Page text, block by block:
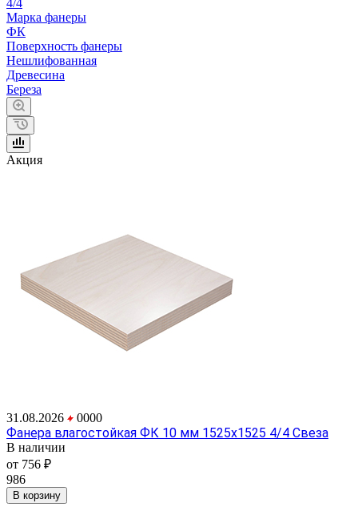
4/4
Марка фанеры
ФК
Поверхность фанеры
Нешлифованная
Древесина
Береза
Акция
31.08.2026 0000
Фанера влагостойкая ФК 10 мм 1525х1525 4/4 Свеза
В наличии
от 756 ₽
986
В корзину